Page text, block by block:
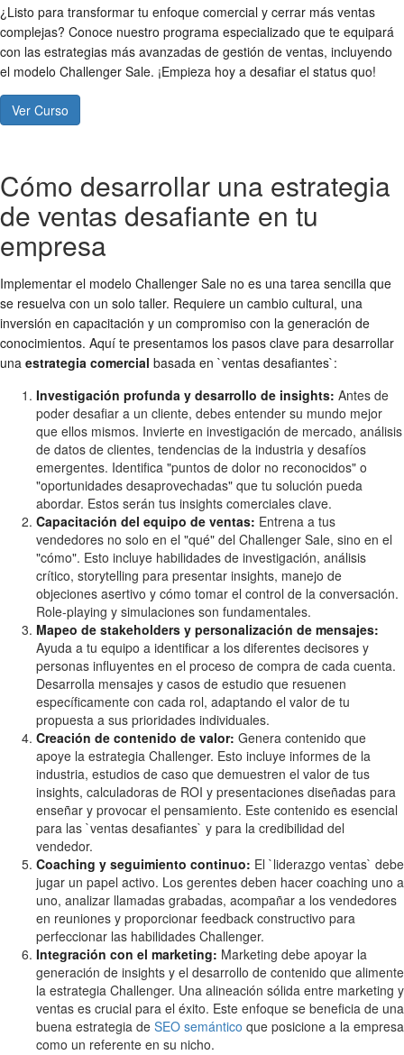
¿Listo para transformar tu enfoque comercial y cerrar más ventas
complejas? Conoce nuestro programa especializado que te equipará
con las estrategias más avanzadas de gestión de ventas, incluyendo
el modelo Challenger Sale. ¡Empieza hoy a desafiar el status quo!
Ver Curso
Cómo desarrollar una estrategia
de ventas desafiante en tu
empresa
Implementar el modelo Challenger Sale no es una tarea sencilla que
se resuelva con un solo taller. Requiere un cambio cultural, una
inversión en capacitación y un compromiso con la generación de
conocimientos. Aquí te presentamos los pasos clave para desarrollar
una estrategia comercial basada en `ventas desafiantes`:
Investigación profunda y desarrollo de insights: Antes de
poder desafiar a un cliente, debes entender su mundo mejor
que ellos mismos. Invierte en investigación de mercado, análisis
de datos de clientes, tendencias de la industria y desafíos
emergentes. Identifica "puntos de dolor no reconocidos" o
"oportunidades desaprovechadas" que tu solución pueda
abordar. Estos serán tus insights comerciales clave.
Capacitación del equipo de ventas: Entrena a tus
vendedores no solo en el "qué" del Challenger Sale, sino en el
"cómo". Esto incluye habilidades de investigación, análisis
crítico, storytelling para presentar insights, manejo de
objeciones asertivo y cómo tomar el control de la conversación.
Role-playing y simulaciones son fundamentales.
Mapeo de stakeholders y personalización de mensajes:
Ayuda a tu equipo a identificar a los diferentes decisores y
personas influyentes en el proceso de compra de cada cuenta.
Desarrolla mensajes y casos de estudio que resuenen
específicamente con cada rol, adaptando el valor de tu
propuesta a sus prioridades individuales.
Creación de contenido de valor: Genera contenido que
apoye la estrategia Challenger. Esto incluye informes de la
industria, estudios de caso que demuestren el valor de tus
insights, calculadoras de ROI y presentaciones diseñadas para
enseñar y provocar el pensamiento. Este contenido es esencial
para las `ventas desafiantes` y para la credibilidad del
vendedor.
Coaching y seguimiento continuo: El `liderazgo ventas` debe
jugar un papel activo. Los gerentes deben hacer coaching uno a
uno, analizar llamadas grabadas, acompañar a los vendedores
en reuniones y proporcionar feedback constructivo para
perfeccionar las habilidades Challenger.
Integración con el marketing: Marketing debe apoyar la
generación de insights y el desarrollo de contenido que alimente
la estrategia Challenger. Una alineación sólida entre marketing y
ventas es crucial para el éxito. Este enfoque se beneficia de una
buena estrategia de SEO semántico que posicione a la empresa
como un referente en su nicho.